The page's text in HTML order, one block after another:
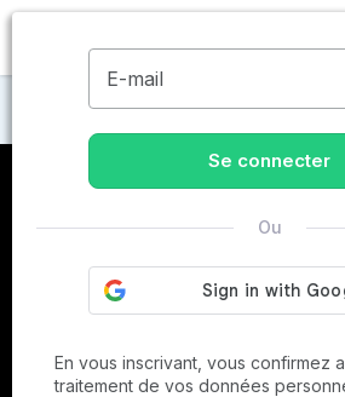
Maisons de retraite à La
E-mail
Se connecter
Ou
En vous inscrivant, vous confirmez
traitement de vos données